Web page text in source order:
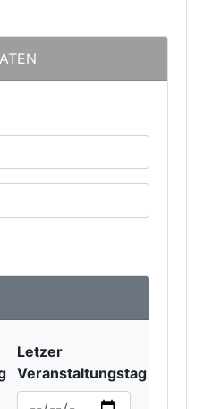
Letzer
Veranstaltungstag